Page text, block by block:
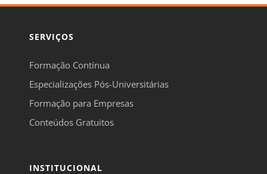
SERVIÇOS
Formação Contínua
Especializações Pós-Universitárias
Formação para Empresas
Conteúdos Gratuitos
INSTITUCIONAL